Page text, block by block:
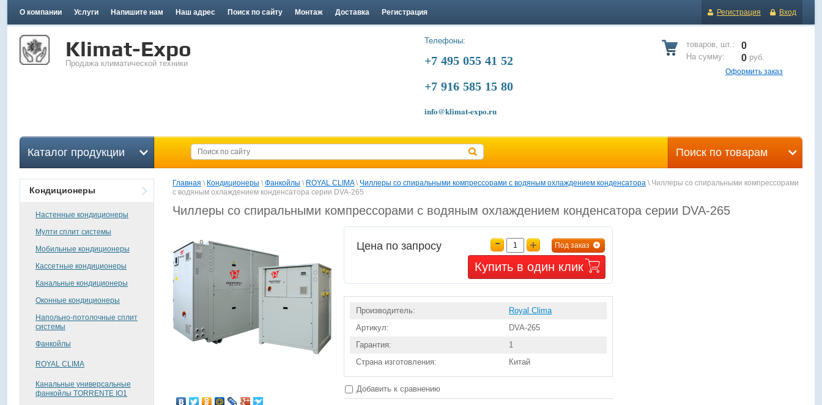
Регистрация Вход
О компании Услуги Напишите нам Наш адрес Поиск по сайту Монтаж Доставка Регистрация
Klimat-Expo
Продажа климатической техники
Телефоны:
+7 495 055 41 52
+7 916 585 15 80
info@klimat-expo.ru
товаров, шт.: 0
На сумму: 0 руб.
Оформить заказ
Поиск по товарам
Каталог продукции
Кондиционеры
Настенные кондиционеры
Мулти сплит системы
Мобильные кондиционеры
Кассетные кондиционеры
Канальные кондиционеры
Оконные кондиционеры
Напольно-потолочные сплит
системы
Фанкойлы
ROYAL CLIMA
Канальные универсальные
фанкойлы TORRENTE IO1
Главная \ Кондиционеры \ Фанкойлы \ ROYAL CLIMA \ Чиллеры со спиральными компрессорами с водяным охлаждением конденсатора \ Чиллеры со спиральными компрессорами
с водяным охлаждением конденсатора серии DVA-265
Чиллеры со спиральными компрессорами с водяным охлаждением конденсатора серии DVA-265
- + Под заказ
Цена по запросу
Купить в один клик
Производитель:
Royal Clima
Артикул:
DVA-265
Гарантия:
1
Страна изготовления:
Китай
Добавить к сравнению